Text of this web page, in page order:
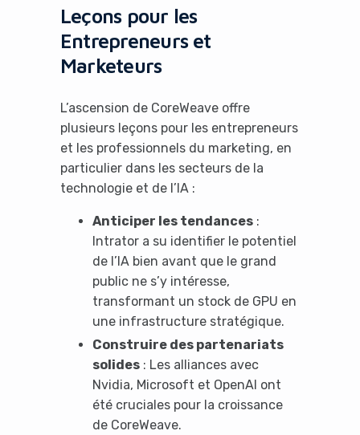
Leçons pour les
Entrepreneurs et
Marketeurs
L’ascension de CoreWeave offre
plusieurs leçons pour les entrepreneurs
et les professionnels du marketing, en
particulier dans les secteurs de la
technologie et de l’IA :
Anticiper les tendances:
Intrator a su identifier le potentiel
de l’IA bien avant que le grand
public ne s’y intéresse,
transformant un stock de GPU en
une infrastructure stratégique.
Construire des partenariats
solides: Les alliances avec
Nvidia, Microsoft et OpenAI ont
été cruciales pour la croissance
de CoreWeave.